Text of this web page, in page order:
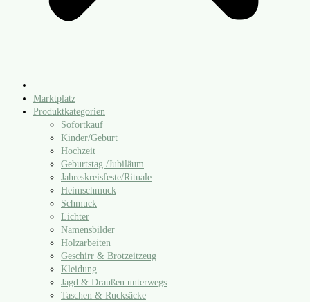
Marktplatz
Produktkategorien
Sofortkauf
Kinder/​Geburt
Hochzeit
Geburtstag /​Jubiläum
Jahreskreisfeste/​Rituale
Heimschmuck
Schmuck
Lichter
Namensbilder
Holzarbeiten
Geschirr & Brotzeitzeug
Kleidung
Jagd & Draußen unterwegs
Taschen & Rucksäcke